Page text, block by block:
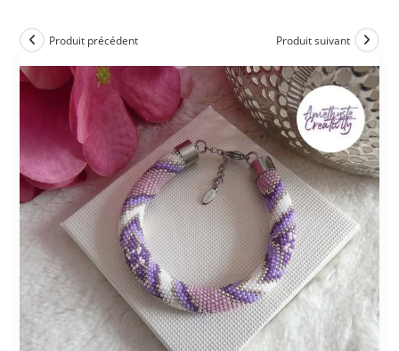
Produit précédent Produit suivant